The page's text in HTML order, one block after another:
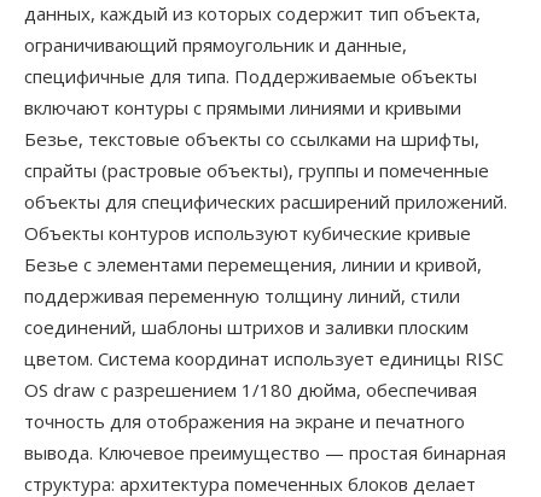
данных, каждый из которых содержит тип объекта,
ограничивающий прямоугольник и данные,
специфичные для типа. Поддерживаемые объекты
включают контуры с прямыми линиями и кривыми
Безье, текстовые объекты со ссылками на шрифты,
спрайты (растровые объекты), группы и помеченные
объекты для специфических расширений приложений.
Объекты контуров используют кубические кривые
Безье с элементами перемещения, линии и кривой,
поддерживая переменную толщину линий, стили
соединений, шаблоны штрихов и заливки плоским
цветом. Система координат использует единицы RISC
OS draw с разрешением 1/180 дюйма, обеспечивая
точность для отображения на экране и печатного
вывода. Ключевое преимущество — простая бинарная
структура: архитектура помеченных блоков делает